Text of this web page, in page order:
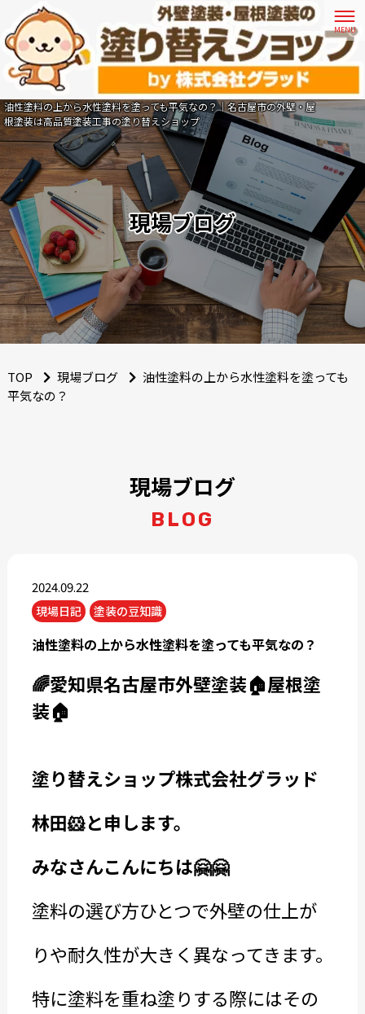
油性塗料の上から水性塗料を塗っても平気なの？｜名古屋市の外壁・屋
根塗装は高品質塗装工事の塗り替えショップ
現場ブログ
TOP 現場ブログ
油性塗料の上から水性塗料を塗っても
平気なの？
現場ブログ
BLOG
2024.09.22
現場日記 塗装の豆知識
油性塗料の上から水性塗料を塗っても平気なの？
🌈愛知県名古屋市外壁塗装🏠屋根塗
装🏠
塗り替えショップ株式会社グラッド
林田🐹と申します。
みなさんこんにちは🤗🤗
塗料の選び方ひとつで外壁の仕上が
りや耐久性が大きく異なってきます。
特に塗料を重ね塗りする際にはその